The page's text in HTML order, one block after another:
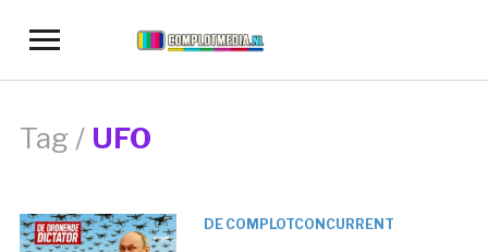
Toggle
navigation
Tag / UFO
DE COMPLOTCONCURRENT